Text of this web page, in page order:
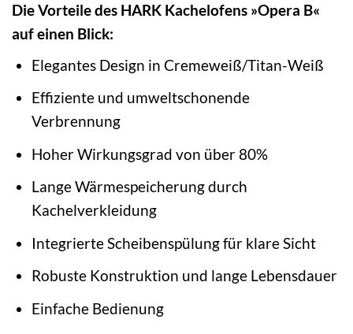
Die Vorteile des HARK Kachelofens »Opera B«
auf einen Blick:
Elegantes Design in Cremeweiß/Titan-Weiß
Effiziente und umweltschonende
Verbrennung
Hoher Wirkungsgrad von über 80%
Lange Wärmespeicherung durch
Kachelverkleidung
Integrierte Scheibenspülung für klare Sicht
Robuste Konstruktion und lange Lebensdauer
Einfache Bedienung